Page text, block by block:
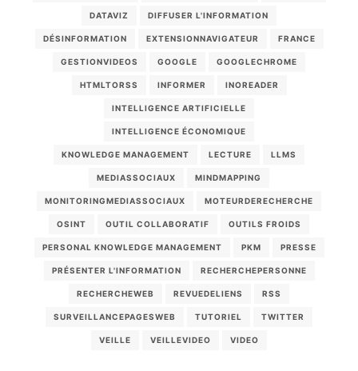
DATAVIZ DIFFUSER L'INFORMATION
DÉSINFORMATION EXTENSIONNAVIGATEUR FRANCE
GESTIONVIDEOS GOOGLE GOOGLECHROME
HTMLTORSS INFORMER INOREADER
INTELLIGENCE ARTIFICIELLE
INTELLIGENCE ÉCONOMIQUE
KNOWLEDGE MANAGEMENT LECTURE LLMS
MEDIASSOCIAUX MINDMAPPING
MONITORINGMEDIASSOCIAUX MOTEURDERECHERCHE
OSINT OUTIL COLLABORATIF OUTILS FROIDS
PERSONAL KNOWLEDGE MANAGEMENT PKM PRESSE
PRÉSENTER L'INFORMATION RECHERCHEPERSONNE
RECHERCHEWEB REVUEDELIENS RSS
SURVEILLANCEPAGESWEB TUTORIEL TWITTER
VEILLE VEILLEVIDEO VIDEO